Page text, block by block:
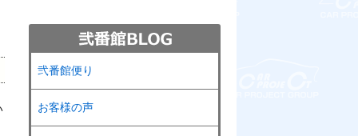
弐番館便り
お客様の声